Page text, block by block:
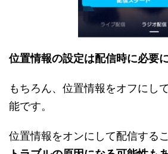
位置情報の設定は配信時に必要
もちろん、位置情報をオフにし
能です。
位置情報をオンにして配信する